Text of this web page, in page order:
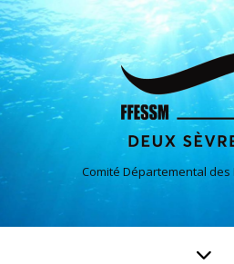
Comité Départemental des